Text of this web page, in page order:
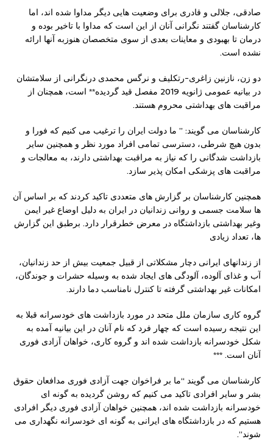
صادقی، جلالی و قادری برای وضعیت هایی دیگر مداوا شده اند، اما
کارشناسان گفتند نگرانی آنان از این است که مداوا با تاخیر بوده و
درمان تا بهبودی و معاینات بعدی از سوی متخصصان هنوزبه آنها ارائه
نشده است.
دو زن، نازنین زاغری-رتکلیف و نرگس محمدی درنگرانی از سلامتشان
در بیانیه عمومی ژانویه 2019 مفصل قید گردیده** است، همچنان از
مراقبت های بهداشتی محروم هستند.
کارشناسان می گویند: ” ما دولت ایران را ترغیب می کنیم که فورا و
بدون هیچ شرطی، دسترسی تمامی افراد مورد نظر و همچنین سایر
بازداشت شدگانی را که نیاز به مراقبت بهداشتی دارند، به معالجات و
مراقبت های پزشکی امکان پذیر سازد.
همچنین کارشناسان بر گزارش های متعددی تاکید کردند که بر اساس آن
ها سلامت جسمی و روانی زندانیان در ایران به دلیل اوضاع غیر ایمن
وغیر بهداشتی بازداشتگاه در معرض خطرقرار دارد. برطبق این گزارش
ها، تعداد زیادی
از زندانهای ایرانی دچار مشکلاتی از قبیل جمعیت بیش از حد زندانیان،
آب و غذای آلوده، آلودگی های ایجاد شده به وسیله حشرات و جوندگان،
امکانات غیر بهداشتی گرفته تا کنترل نامناسب دما دارند.
گروه کاری سازمان ملل متحد در مورد بازداشت های خودسرانه قبلا به
این نتیجه رسیده است که چهار فرد که نام آنان در این بیانیه آمده به
شکل خودسرانه بازداشت شده اند و گروه کاری، خواهان آزادی فوری
آنان است. ***
کارشناسان می گویند “ما بر فراخوان جهت آزادی فوری مدافعان حقوق
بشر و سایر افرادی تاکید می کنیم که روشن گردیده به گونه ای
خودسرانه بازداشت شده اند، همچنین خواهان آزادی فوری دیگر افرادی
هستیم که در بازداشتگاه های ایرانی به گونه ای خودسرانه نگهداری می
شوند”.